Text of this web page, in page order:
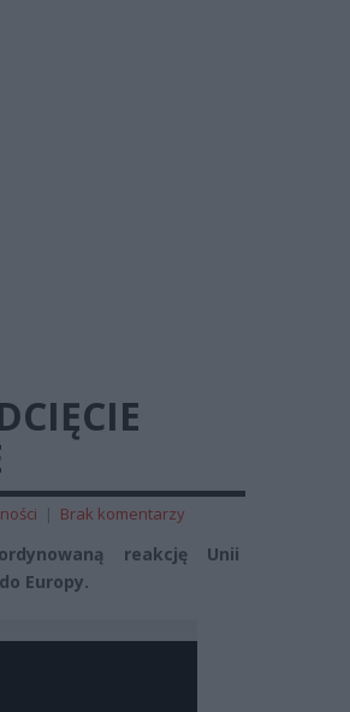
| Brak komentarzy
reakcję Unii
Europy.